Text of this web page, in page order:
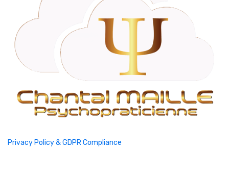
Privacy Policy & GDPR Compliance